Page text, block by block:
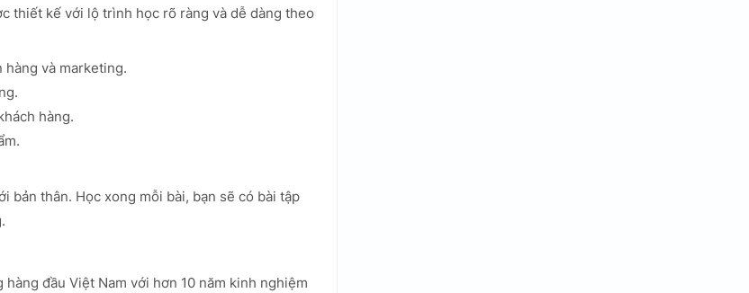
thiết kế với lộ trình học rõ ràng và dễ dàng theo
hàng và marketing.
hàng.
bản thân. Học xong mỗi bài, bạn sẽ có bài tập
đầu Việt Nam với hơn 10 năm kinh nghiệm